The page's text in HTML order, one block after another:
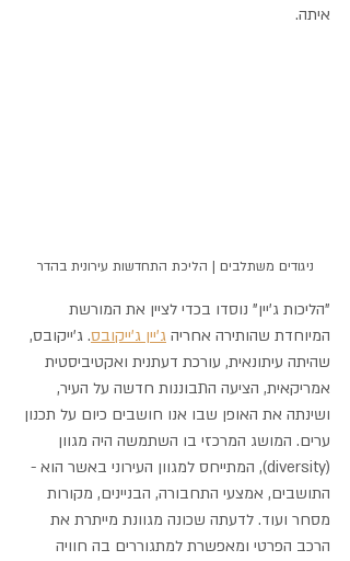
איתה.
ניגודים משתלבים | הליכת התחדשות עירונית בהדר
"הליכות ג'יין" נוסדו בכדי לציין את המורשת
המיוחדת שהותירה אחריה ג'יין ג'ייקובס. ג'ייקובס,
שהיתה עיתונאית, עורכת דעתנית ואקטיביסטית
אמריקאית, הציעה התבוננות חדשה על העיר,
ושינתה את האופן שבו אנו חושבים כיום על תכנון
ערים. המושג המרכזי בו השתמשה היה מגוון
(diversity), המתייחס למגוון העירוני באשר הוא -
התושבים, אמצעי התחבורה, הבניינים, מקורות
מסחר ועוד. לדעתה שכונה מגוונת מייתרת את
הרכב הפרטי ומאפשרת למתגוררים בה חוויה